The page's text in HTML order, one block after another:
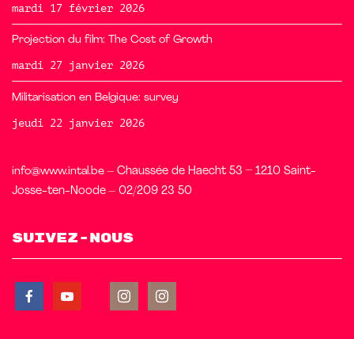
mardi 17 février 2026
Projection du film: The Cost of Growth
mardi 27 janvier 2026
Militarisation en Belgique: survey
jeudi 22 janvier 2026
info@www.intal.be – Chaussée de Haecht 53 – 1210 Saint-
Josse-ten-Noode – 02/209 23 50
Suivez-nous